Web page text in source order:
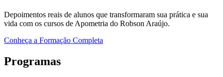
Depoimentos reais de alunos que transformaram sua prática e sua
vida com os cursos de Apometria do Robson Araújo.
Conheça a Formação Completa
Programas